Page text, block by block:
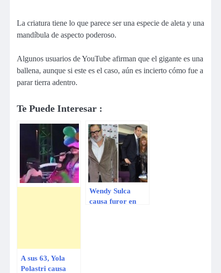
La criatura tiene lo que parece ser una especie de aleta y una
mandíbula de aspecto poderoso.
Algunos usuarios de YouTube afirman que el gigante es una
ballena, aunque si este es el caso, aún es incierto cómo fue a
parar tierra adentro.
Te Puede Interesar :
A sus 63, Yola
Polastri causa
Wendy Sulca
causa furor en